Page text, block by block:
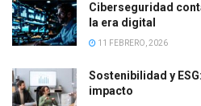
Ciberseguridad
la era digital
11 FEBRERO, 2026
Sostenibilidad y
impacto